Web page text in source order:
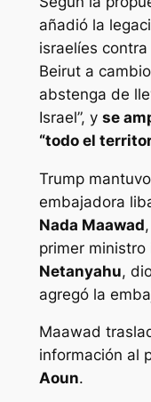
añadió la
israelíes
Beirut a
abstenga de
Israel”, y se
“todo el
Trump
embajadora
Nada Maawad
primer ministro
Netanyahu,
agregó la
Maawad
información al
Aoun.